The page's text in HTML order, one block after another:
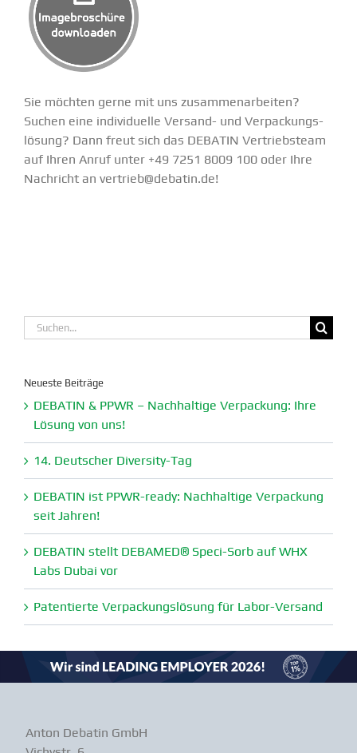
Sie möchten gerne mit uns zusam­men­ar­beiten?
Suchen eine indivi­duelle Versand- und Verpa­ckungs­
lösung? Dann freut sich das DEBATIN Vertriebsteam
auf Ihren Anruf unter +49 7251 8009 100 oder Ihre
Nachricht an vertrieb@debatin.de!
Suche
nach:
Neueste Beiträge
DEBATIN & PPWR – Nachhaltige Verpa­ckung: Ihre
Lösung von uns!
14. Deutscher Diversity-Tag
DEBATIN ist PPWR-ready: Nachhaltige Verpa­ckung
seit Jahren!
DEBATIN stellt DEBAMED® Speci-Sorb auf WHX
Labs Dubai vor
Paten­tierte Verpa­ckungs­lösung für Labor-Versand
Anton Debatin GmbH